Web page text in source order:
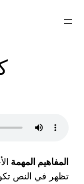
المفاهيم المهمة
تظهر في النص